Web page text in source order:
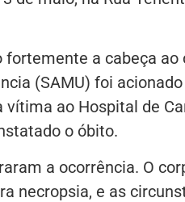
a cabeça ao
(SAMU) foi
ao Hospital de
o óbito.
a ocorrência. O
necropsia, e as